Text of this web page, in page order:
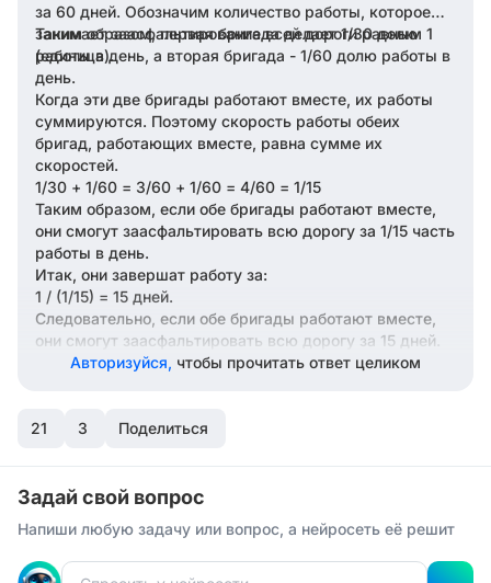
за 60 дней. Обозначим количество работы, которое
занимает заасфальтирование всей дороги равным 1
(единица).
Таким образом, первая бригада делает 1/30 долю
работы в день, а вторая бригада - 1/60 долю работы в
день.
Когда эти две бригады работают вместе, их работы
суммируются. Поэтому скорость работы обеих
бригад, работающих вместе, равна сумме их
скоростей.
1/30 + 1/60 = 3/60 + 1/60 = 4/60 = 1/15
Таким образом, если обе бригады работают вместе,
они смогут заасфальтировать всю дорогу за 1/15 часть
работы в день.
Итак, они завершат работу за:
1 / (1/15) = 15 дней.
Следовательно, если обе бригады работают вместе,
они смогут заасфальтировать всю дорогу за 15 дней.
Авторизуйся, чтобы прочитать ответ целиком
21 3 Поделиться
Задай свой вопрос
Напиши любую задачу или вопрос, а нейросеть её решит